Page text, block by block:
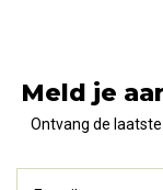
Meld je
Ontvang de